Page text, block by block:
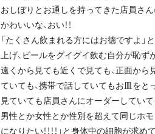
おしぼりとお通しを持ってきた店員さ
かわいいな、おい！！
「たくさん飲まれる方にはお徳ですよ
上げ、ビールをグイグイ飲む自分が恥
遠くから見ても近くで見ても、正面から
ていても、携帯で話していてもお皿をと
見ていても店員さんにオーダーしていて
男性とか女性とか性別を超えて同じホ
になりたい！！！！」と身体中の細胞が求め